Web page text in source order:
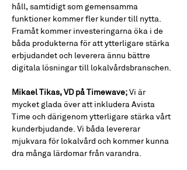
håll, samtidigt som gemensamma
funktioner kommer fler kunder till nytta.
Framåt kommer investeringarna öka i de
båda produkterna för att ytterligare stärka
erbjudandet och leverera ännu bättre
digitala lösningar till lokalvårdsbranschen.
Mikael Tikas, VD på Timewave; Vi är
mycket glada över att inkludera Avista
Time och därigenom ytterligare stärka vårt
kunderbjudande. Vi båda levererar
mjukvara för lokalvård och kommer kunna
dra många lärdomar från varandra.